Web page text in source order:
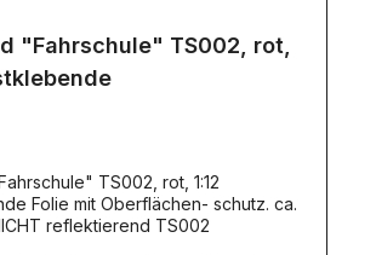
"Fahrschule" TS002, rot,
TS002, rot, 1:12
Folie mit Oberflächen- schutz. ca.
reflektierend TS002